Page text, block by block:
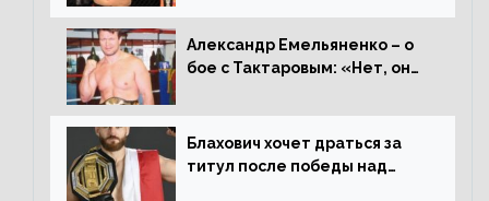
драться с ним»
Александр Емельяненко – о
бое с Тактаровым: «Нет, он
Блахович хочет драться за
титул после победы над